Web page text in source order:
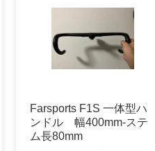
Farsports F1S 一体型ハ
ンドル 幅400mm-ステ
ム長80mm